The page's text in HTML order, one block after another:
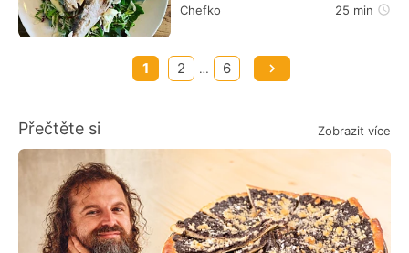
Chefko
25 min
1 2 … 6
Přečtěte si Zobrazit více